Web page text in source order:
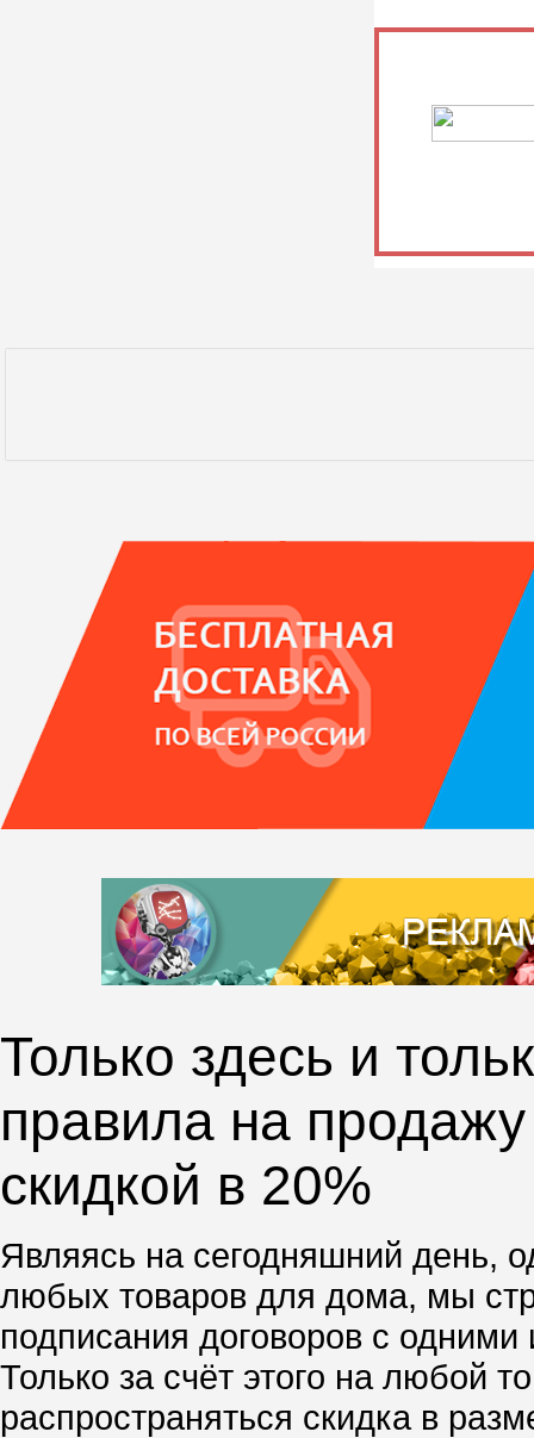
Только здесь и
правила на
скидкой в 20%
Являясь на сегодняшний день,
любых товаров для дома, мы
подписания договоров с
Только за счёт этого на любой
распространяться скидка в